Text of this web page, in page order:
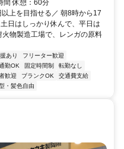
間 休憩：60分
上を目指せる／ 朝8時から17
日はしっかり休んで、平日は
物製造工場で、レンガの原料
あり
フリーター歓迎
勤OK 固定時間制
転勤なし
歓迎 ブランクOK
交通費支給
・髪色自由